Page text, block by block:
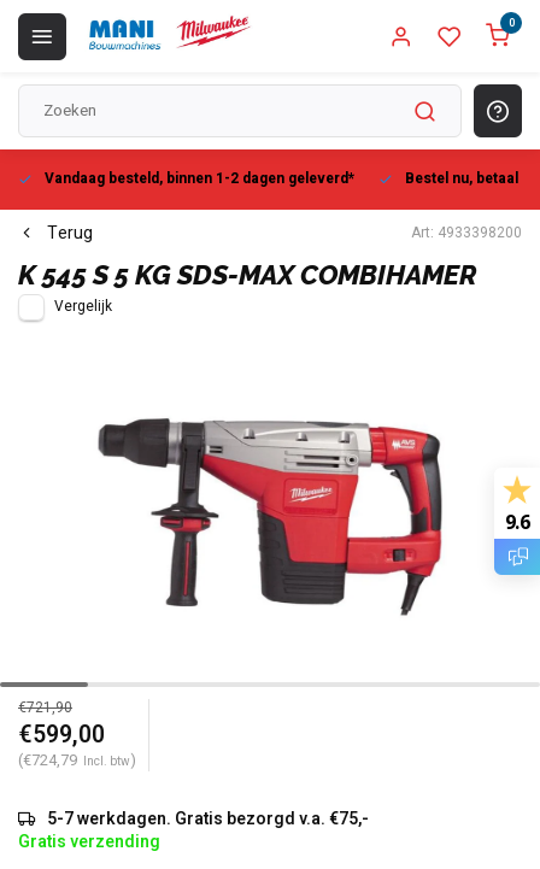
0
Vandaag besteld, binnen 1-2 dagen geleverd* Bestel nu, betaal
Terug Art: 4933398200
K 545 S 5 KG SDS-MAX COMBIHAMER
Vergelijk
€721,90
€599,00
(€724,79 Incl. btw)
5-7 werkdagen. Gratis bezorgd v.a. €75,-
Gratis verzending
9.6